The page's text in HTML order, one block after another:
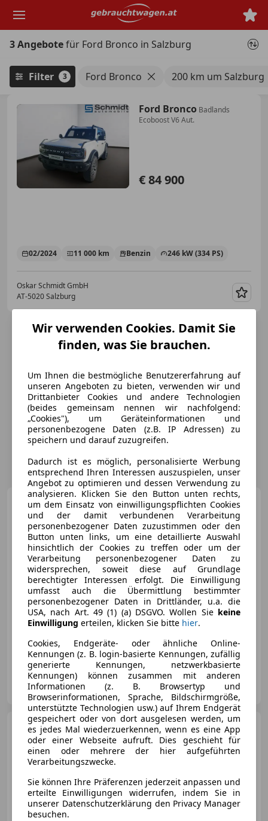
Hauptinhalt
3 Angebotefür Ford Bronco in Salzburg
Filter 3 Ford Bronco 200 km um Salzburg
Ford Bronco Badlands
Ecoboost V6 Aut.
€ 84 900
02/2024 11 000 km Benzin 246 kW (334 PS)
Oskar Schmidt GmbH
AT-5020 Salzburg
Ford BroncoOuter Banks
Ecoboost V6 Aut.
€ 69 500
10/2023 7 500 km Benzin 246 kW (334 PS)
Auto Aigner GmbH
AT-3264 Gresten
Ford Bronco2,7L EcoBoost
€ 92 990
Wir verwenden Cookies. Damit Sie
finden, was Sie brauchen.
Um Ihnen die bestmögliche Benutzererfahrung auf
unseren Angeboten zu bieten, verwenden wir und
Drittanbieter Cookies und andere Technologien
(beides gemeinsam nennen wir nachfolgend:
„Cookies"), um Geräteinformationen und
personenbezogene Daten (z.B. IP Adressen) zu
speichern und darauf zuzugreifen.
Dadurch ist es möglich, personalisierte Werbung
entsprechend Ihren Interessen auszuspielen, unser
Angebot zu optimieren und dessen Verwendung zu
analysieren. Klicken Sie den Button unten rechts,
um dem Einsatz von einwilligungspflichten Cookies
und der damit verbundenen Verarbeitung
personenbezogener Daten zuzustimmen oder den
Button unten links, um eine detaillierte Auswahl
hinsichtlich der Cookies zu treffen oder um der
Verarbeitung personenbezogener Daten zu
widersprechen, soweit diese auf Grundlage
berechtigter Interessen erfolgt. Die Einwilligung
umfasst auch die Übermittlung bestimmter
personenbezogener Daten in Drittländer, u.a. die
USA, nach Art. 49 (1) (a) DSGVO. Wollen Sie keine
Einwilligung erteilen, klicken Sie bitte hier.
Cookies, Endgeräte- oder ähnliche Online-
Kennungen (z. B. login-basierte Kennungen, zufällig
generierte Kennungen, netzwerkbasierte
Kennungen) können zusammen mit anderen
Informationen (z. B. Browsertyp und
Browserinformationen, Sprache, Bildschirmgröße,
unterstützte Technologien usw.) auf Ihrem Endgerät
gespeichert oder von dort ausgelesen werden, um
es jedes Mal wiederzuerkennen, wenn es eine App
oder einer Webseite aufruft. Dies geschieht für
einen oder mehrere der hier aufgeführten
Verarbeitungszwecke.
Sie können Ihre Präferenzen jederzeit anpassen und
erteilte Einwilligungen widerrufen, indem Sie in
unserer Datenschutzerklärung den Privacy Manager
besuchen.